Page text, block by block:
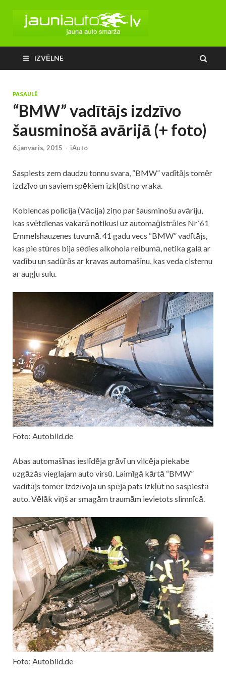
IZVĒLNE
PASAULĒ
“BMW” vadītājs izdzīvo
šausminošā avārijā (+ foto)
6.janvāris, 2015 - iAuto
Saspiests zem daudzu tonnu svara, “BMW” vadītājs tomēr
izdzīvo un saviem spēkiem izkļūst no vraka.
Koblencas policija (Vācija) ziņo par šausminošu avāriju,
kas svētdienas vakarā notikusi uz automaģistrāles Nr`61
Emmelshauzenes tuvumā. 41 gadu vecs “BMW” vadītājs,
kas pie stūres bija sēdies alkohola reibumā, netika galā ar
vadību un sadūrās ar kravas automašīnu, kas veda cisternu
ar augļu sulu.
Foto: Autobild.de
Abas automašīnas ieslīdēja grāvī un vilcēja piekabe
uzgāzās vieglajam auto virsū. Laimīgā kārtā “BMW”
vadītājs tomēr izdzīvoja un spēja pats izkļūt no saspiestā
auto. Vēlāk viņš ar smagām traumām ievietots slimnīcā.
Foto: Autobild.de